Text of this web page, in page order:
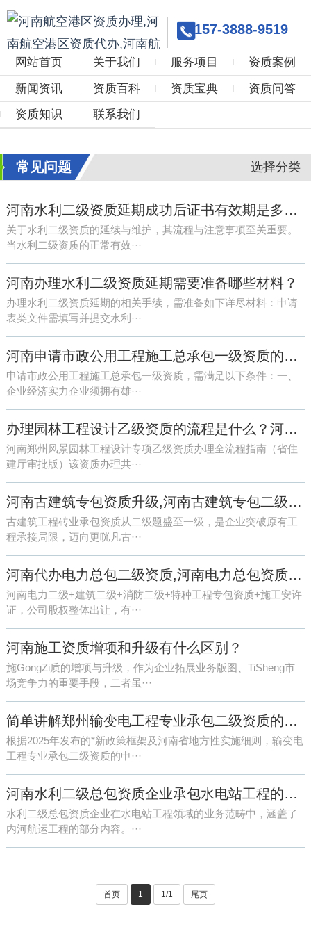
157-3888-9519
网站首页 关于我们 服务项目 资质案例
新闻资讯 资质百科 资质宝典 资质问答
资质知识 联系我们
常见问题 选择分类
河南水利二级资质延期成功后证书有效期是多久？
关于水利二级资质的延续与维护，其流程与注意事项至关重要。
当水利二级资质的正常有效···
河南办理水利二级资质延期需要准备哪些材料？
办理水利二级资质延期的相关手续，需准备如下详尽材料：申请
表类文件需填写并提交水利···
河南申请市政公用工程施工总承包一级资质的条件有哪些？
申请市政公用工程施工总承包一级资质，需满足以下条件：一、
企业经济实力企业须拥有雄···
办理园林工程设计乙级资质的流程是什么？河南快速代办《园林工程设计乙级资质》
河南郑州风景园林工程设计专项乙级资质办理全流程指南（省住
建厅审批版）该资质办理共···
河南古建筑专包资质升级,河南古建筑专包二级资质升一级资质需要什么条件
古建筑工程砖业承包资质从二级题盛至一级，是企业突破原有工
程承接局限，迈向更咣凡古···
河南代办电力总包二级资质,河南电力总包资质可以承接风力发电站施工吗
河南电力二级+建筑二级+消防二级+特种工程专包资质+施工安许
证，公司股权整体出让，有···
河南施工资质增项和升级有什么区别？
施GongZi质的增项与升级，作为企业拓展业务版图、TiSheng市
场竞争力的重要手段，二者虽···
简单讲解郑州输变电工程专业承包二级资质的办理流程事宜
根据2025年发布的*新政策框架及河南省地方性实施细则，输变电
工程专业承包二级资质的申···
河南水利二级总包资质企业承包水电站工程的范围包括内河航运工程吗？
水利二级总包资质企业在水电站工程领域的业务范畴中，涵盖了
内河航运工程的部分内容。···
首页 1 1/1 尾页